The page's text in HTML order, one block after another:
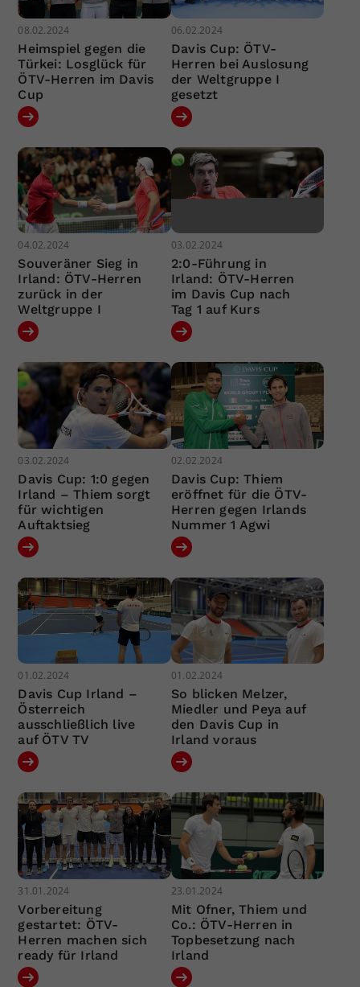
08.02.2024
Heimspiel gegen die
Türkei: Losglück für
ÖTV-Herren im Davis
Cup
06.02.2024
Davis Cup: ÖTV-
Herren bei Auslosung
der Weltgruppe I
gesetzt
04.02.2024
Souveräner Sieg in
Irland: ÖTV-Herren
zurück in der
Weltgruppe I
03.02.2024
2:0-Führung in
Irland: ÖTV-Herren
im Davis Cup nach
Tag 1 auf Kurs
03.02.2024
Davis Cup: 1:0 gegen
Irland – Thiem sorgt
für wichtigen
Auftaktsieg
02.02.2024
Davis Cup: Thiem
eröffnet für die ÖTV-
Herren gegen Irlands
Nummer 1 Agwi
01.02.2024
Davis Cup Irland –
Österreich
ausschließlich live
auf ÖTV TV
01.02.2024
So blicken Melzer,
Miedler und Peya auf
den Davis Cup in
Irland voraus
31.01.2024
Vorbereitung
gestartet: ÖTV-
Herren machen sich
ready für Irland
23.01.2024
Mit Ofner, Thiem und
Co.: ÖTV-Herren in
Topbesetzung nach
Irland